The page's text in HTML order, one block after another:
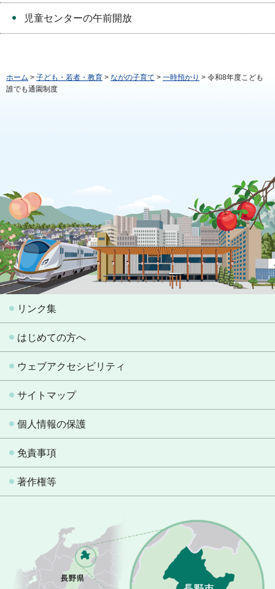
児童センターの午前開放
ホーム > 子ども・若者・教育 > ながの子育て > 一時預かり > 令和8年度こども
誰でも通園制度
リンク集
はじめての方へ
ウェブアクセシビリティ
サイトマップ
個人情報の保護
免責事項
著作権等